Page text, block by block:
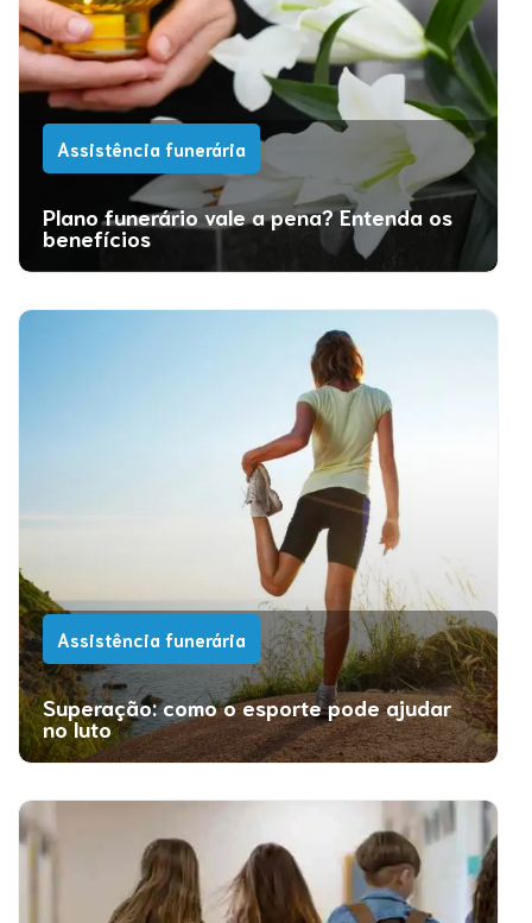
Assistência funerária
Plano funerário vale a pena? Entenda os
benefícios
Assistência funerária
Superação: como o esporte pode ajudar
no luto